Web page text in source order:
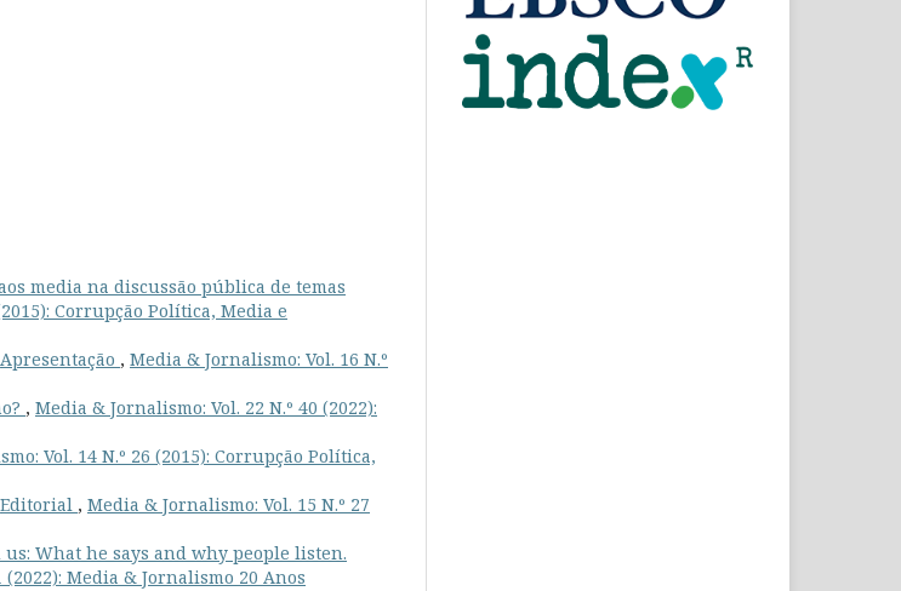
media na discussão pública de temas
Corrupção Política, Media e
Apresentação , Media & Jornalismo: Vol. 16 N.º
, Media & Jornalismo: Vol. 22 N.º 40 (2022):
Vol. 14 N.º 26 (2015): Corrupção Política,
Editorial , Media & Jornalismo: Vol. 15 N.º 27
What he says and why people listen.
Media & Jornalismo 20 Anos